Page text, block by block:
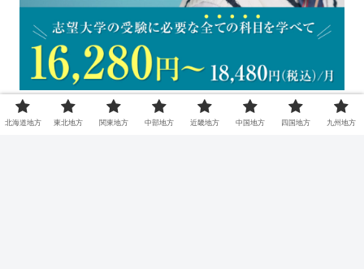
北海道地方 東北地方 関東地方 中部地方 近畿地方 中国地方 四国地方 九州地方